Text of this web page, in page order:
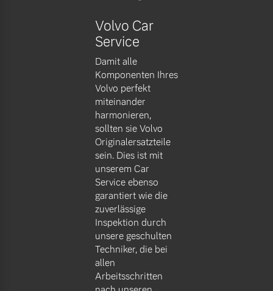
Volvo Car
Service
Damit alle
Komponenten Ihres
Volvo perfekt
miteinander
harmonieren,
sollten sie Volvo
Originalersatzteile
sein. Dies ist mit
unserem Car
Service ebenso
garantiert wie die
zuverlässige
Inspektion durch
unsere geschulten
Techniker, die bei
allen
Arbeitsschritten